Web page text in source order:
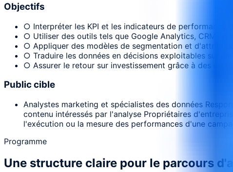
Objectifs
○ Interpréter les KPI et les indicateurs de performance
○ Utiliser des outils tels que Google Analytics, CRM,
○ Appliquer des modèles de segmentation et
○ Traduire les données en décisions exploitables sur les
○ Assurer le retour sur investissement grâce à des
Public cible
Analystes marketing et spécialistes des données
contenu intéressés par l'analyse Propriétaires
l'exécution ou la mesure des performances d'une
Programme
Une structure claire pour le parcours